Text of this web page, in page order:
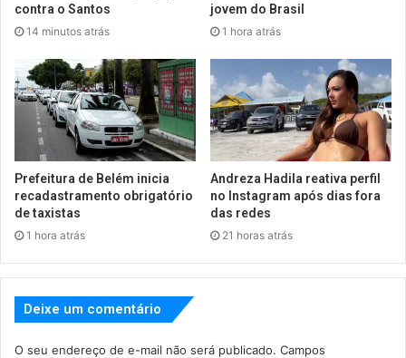
contra o Santos
14 minutos atrás
jovem do Brasil
1 hora atrás
Prefeitura de Belém inicia
recadastramento obrigatório
de taxistas
1 hora atrás
Andreza Hadila reativa perfil
no Instagram após dias fora
das redes
21 horas atrás
Deixe um comentário
O seu endereço de e-mail não será publicado. Campos